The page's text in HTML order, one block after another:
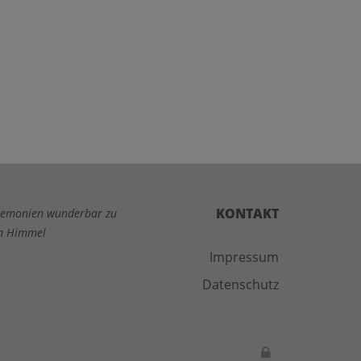
KONTAKT
Impressum
Datenschutz
wunderbar zu
Himmel